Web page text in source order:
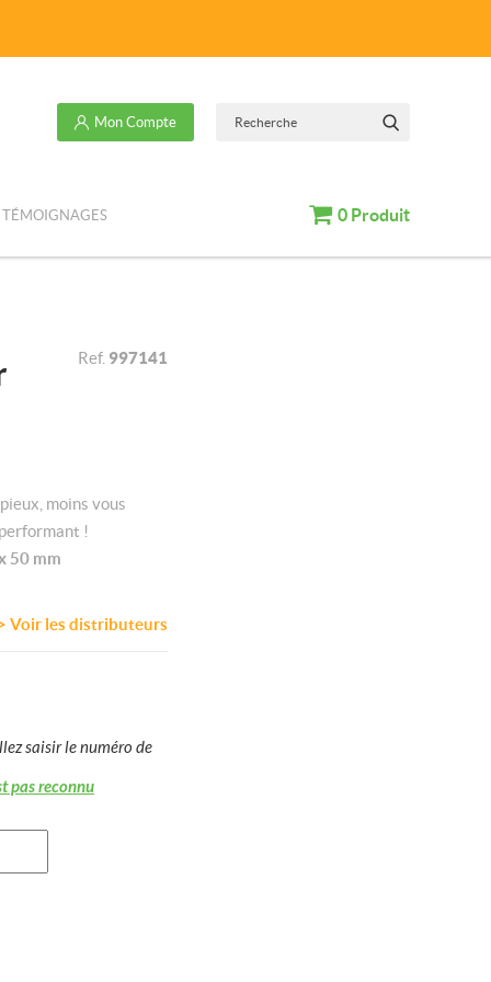
Mon Compte
Recherche
TÉMOIGNAGES Panier
0 Produit
Ref. 997141
moins vous
!
50 mm
Voir les distributeurs
saisir le numéro de
pas reconnu